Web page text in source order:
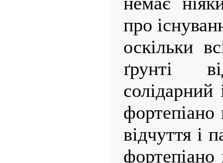
про
оскільки
ґрунті
фортепіано
відчуття і